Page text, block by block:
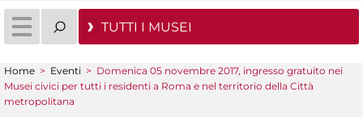
TUTTI I MUSEI
Tu sei qui
Home > Eventi > Domenica 05 novembre 2017, ingresso gratuito nei
Musei civici per tutti i residenti a Roma e nel territorio della Città
metropolitana